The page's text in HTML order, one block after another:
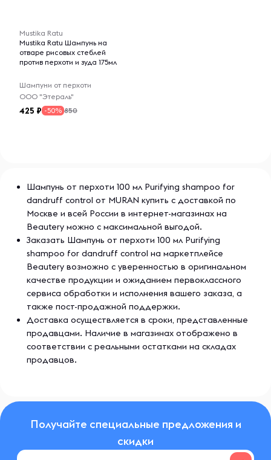
Mustika Ratu
Mustika Ratu Шампунь на
отваре рисовых стеблей
против перхоти и зуда 175мл
Шампуни от перхоти
ООО "Этераль"
425 -50% 850
Шампунь от перхоти 100 мл Purifying shampoo for
dandruff control от MURAN купить с доставкой по
Москве и всей России в интернет-магазинах на
Beautery можно с максимальной выгодой.
Заказать Шампунь от перхоти 100 мл Purifying
shampoo for dandruff control на маркетплейсе
Beautery возможно с уверенностью в оригинальном
качестве продукции и ожиданием первоклассного
сервиса обработки и исполнения вашего заказа, а
также пост-продажной поддержки.
Доставка осуществляется в сроки, представленные
продавцами. Наличие в магазинах отображено в
соответствии с реальными остатками на складах
продавцов.
Получайте специальные предложения и
скидки